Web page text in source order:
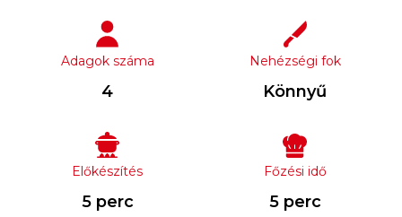
Adagok száma
4
Nehézségi fok
Könnyű
Előkészítés
5 perc
Főzési idő
5 perc